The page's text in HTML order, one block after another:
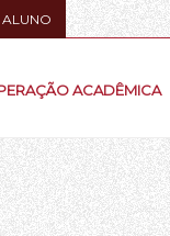
ACADÊMICA